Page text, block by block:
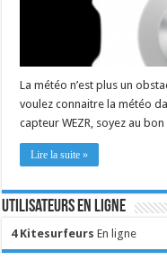
La météo n’est plus un
voulez connaitre la météo
capteur WEZR, soyez au
Lire la suite »
Utilisateurs en ligne
4 Kitesurfeurs En ligne